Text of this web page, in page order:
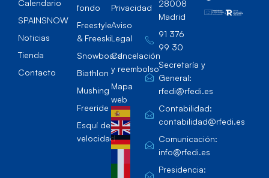
Calendario
SPAINSNOW
Noticias
Tienda
Contacto
fondo
Freestyle
& Freeski
Snowboard
Biathlon
Mushing
Freeride
Esquí de
velocidad
Privacidad
Aviso
Legal
Cancelación
y reembolso
Mapa
web
28008
Madrid
91 376
99 30
Secretaría y
General:
rfedi@rfedi.es
Contabilidad:
contabilidad@rfedi.es
Comunicación:
info@rfedi.es
Presidencia: